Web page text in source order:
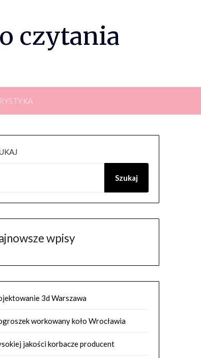
czytania
Szukaj
wpisy
3d Warszawa
workowany koło Wrocławia
jakości korbacze producent